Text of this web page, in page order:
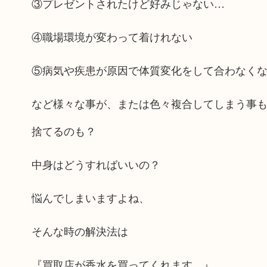
④職場環境が変わって着けれない
⑤病気や疾患が原因で体質変化をして合わなくな
など様々な事が、または色々複合してしまう事も
捨てるのも？
中身はどうすればいいの？
悩んでしまいますよね、
そんな時の解決法は